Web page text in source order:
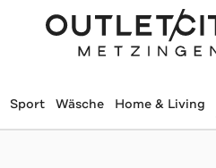
Sport Wäsche Home & Living